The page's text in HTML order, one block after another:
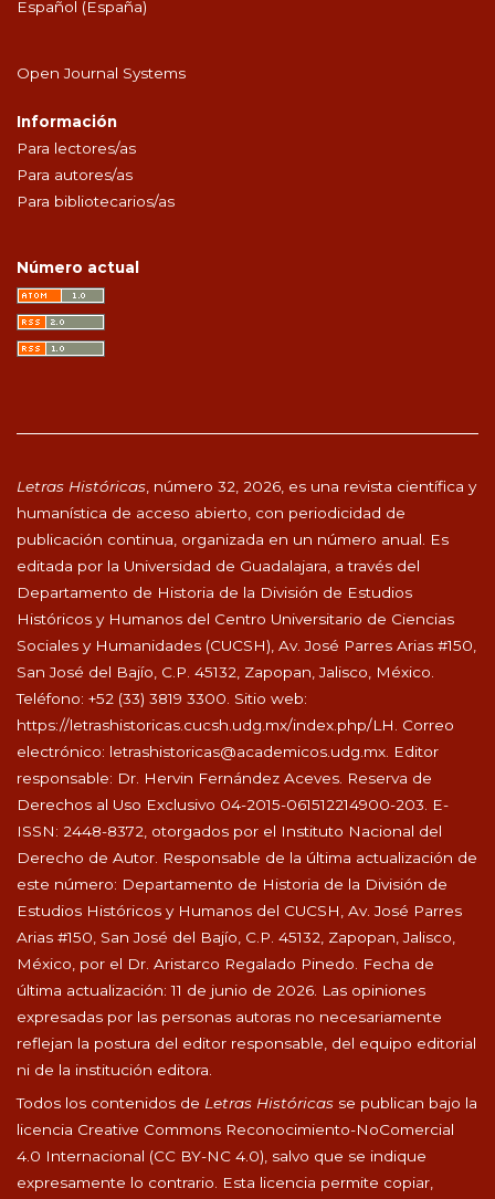
Español (España)
Open Journal Systems
Información
Para lectores/as
Para autores/as
Para bibliotecarios/as
Número actual
Letras Históricas , número 32, 2026, es una revista científica y
humanística de acceso abierto, con periodicidad de
publicación continua, organizada en un número anual. Es
editada por la Universidad de Guadalajara, a través del
Departamento de Historia de la División de Estudios
Históricos y Humanos del Centro Universitario de Ciencias
Sociales y Humanidades (CUCSH), Av. José Parres Arias #150,
San José del Bajío, C.P. 45132, Zapopan, Jalisco, México.
Teléfono: +52 (33) 3819 3300. Sitio web:
https://letrashistoricas.cucsh.udg.mx/index.php/LH
. Correo
electrónico: letrashistoricas@academicos.udg.mx . Editor
responsable: Dr. Hervin Fernández Aceves. Reserva de
Derechos al Uso Exclusivo 04-2015-061512214900-203. E-
ISSN: 2448-8372, otorgados por el Instituto Nacional del
Derecho de Autor. Responsable de la última actualización de
este número: Departamento de Historia de la División de
Estudios Históricos y Humanos del CUCSH, Av. José Parres
Arias #150, San José del Bajío, C.P. 45132, Zapopan, Jalisco,
México, por el Dr. Aristarco Regalado Pinedo. Fecha de
última actualización: 11 de junio de 2026. Las opiniones
expresadas por las personas autoras no necesariamente
reflejan la postura del editor responsable, del equipo editorial
ni de la institución editora.
Todos los contenidos de Letras Históricas se publican bajo la
licencia Creative Commons Reconocimiento-NoComercial
4.0 Internacional (CC BY-NC 4.0), salvo que se indique
expresamente lo contrario. Esta licencia permite copiar,